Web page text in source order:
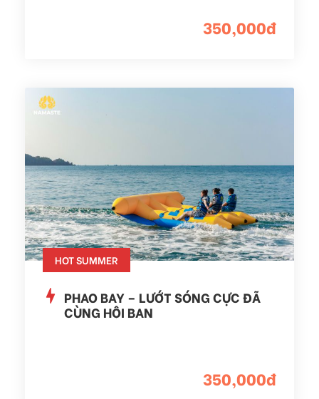
350,000đ
HOT SUMMER
PHAO BAY – LƯỚT SÓNG CỰC ĐÃ
CÙNG HỘI BẠN
350,000đ